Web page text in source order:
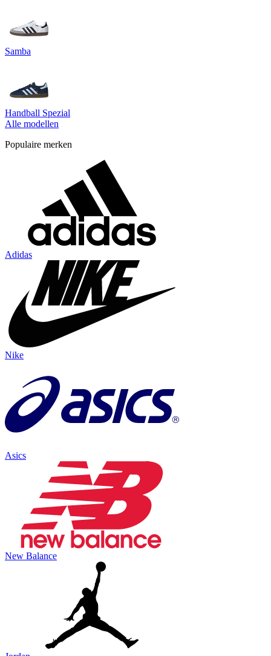
Samba
Handball Spezial
Alle modellen
Populaire merken
Adidas
Nike
Asics
New Balance